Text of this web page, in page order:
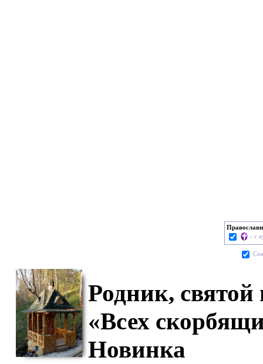
- с
Родник,
«Всех
Новинка